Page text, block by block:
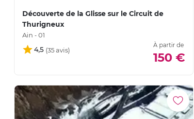
Découverte de la Glisse sur le Circuit de
Thurigneux
Ain - 01
4,5
À partir de
150 €